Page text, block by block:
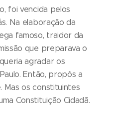
foi vencida pelos
Na elaboração da
famoso, traidor da
que preparava o
agradar os
Então, propôs a
Mas os constituintes
Constituição Cidadã.